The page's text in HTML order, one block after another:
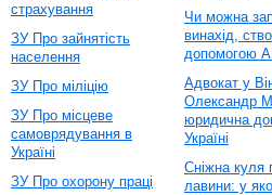
страхування
ЗУ Про зайнятість
населення
ЗУ Про міліцію
ЗУ Про місцеве
самоврядування в
Україні
ЗУ Про охорону праці
Чи можна
винахід,
допомогою
Адвокат у
Олександр
юридична
Україні
Сніжна куля
лавини: у